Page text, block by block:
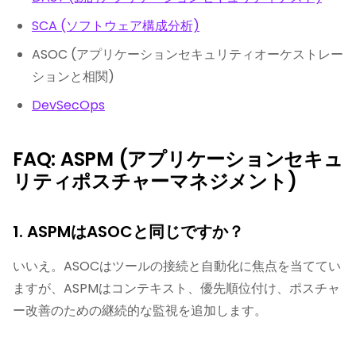
SCA (ソフトウェア構成分析)
ASOC (アプリケーションセキュリティオーケストレー
ションと相関)
DevSecOps
FAQ: ASPM (アプリケーションセキュ
リティポスチャーマネジメント)
1. ASPMはASOCと同じですか？
いいえ。ASOCはツールの接続と自動化に焦点を当ててい
ますが、ASPMはコンテキスト、優先順位付け、ポスチャ
ー改善のための継続的な監視を追加します。